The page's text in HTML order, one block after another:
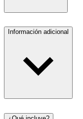
Información adicional